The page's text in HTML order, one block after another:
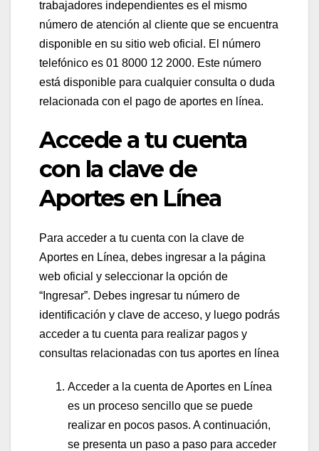
trabajadores independientes es el mismo
número de atención al cliente que se encuentra
disponible en su sitio web oficial. El número
telefónico es 01 8000 12 2000. Este número
está disponible para cualquier consulta o duda
relacionada con el pago de aportes en línea.
Accede a tu cuenta
con la clave de
Aportes en Línea
Para acceder a tu cuenta con la clave de
Aportes en Línea, debes ingresar a la página
web oficial y seleccionar la opción de
“Ingresar”. Debes ingresar tu número de
identificación y clave de acceso, y luego podrás
acceder a tu cuenta para realizar pagos y
consultas relacionadas con tus aportes en línea
Acceder a la cuenta de Aportes en Línea
es un proceso sencillo que se puede
realizar en pocos pasos. A continuación,
se presenta un paso a paso para acceder